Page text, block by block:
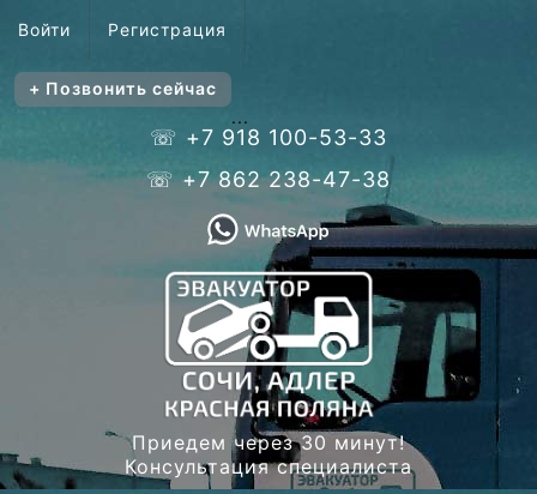
Войти Регистрация
+ Позвонить сейчас
...
☏ +7 918 100-53-33
☏ +7 862 238-47-38
Приедем через 30 минут!
Консультация специалиста